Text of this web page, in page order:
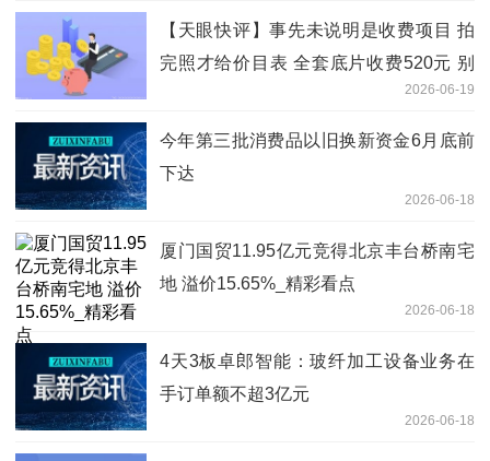
【天眼快评】事先未说明是收费项目 拍
完照才给价目表 全套底片收费520元 别
让幼儿园“毕业照”变了味！ 当前关注2026-06-19
今年第三批消费品以旧换新资金6月底前
下达
2026-06-18
厦门国贸11.95亿元竞得北京丰台桥南宅
地 溢价15.65%_精彩看点
2026-06-18
4天3板卓郎智能：玻纤加工设备业务在
手订单额不超3亿元
2026-06-18